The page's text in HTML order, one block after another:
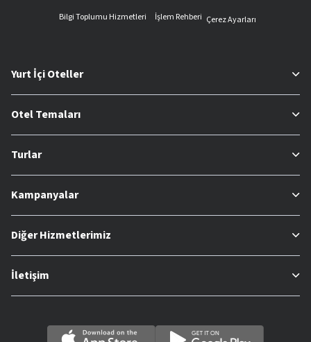
Bilgi Toplumu Hizmetleri
İşlem Rehberi Çerez Ayarları
Yurt İçi Oteller
Otel Temaları
Turlar
Kampanyalar
Diğer Hizmetlerimiz
İletişim